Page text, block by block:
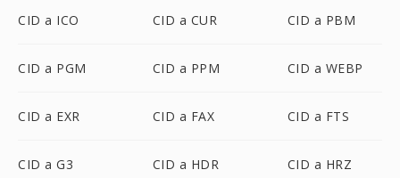
CID a ICO CID a CUR CID a PBM
CID a PGM CID a PPM CID a WEBP
CID a EXR CID a FAX CID a FTS
CID a G3 CID a HDR CID a HRZ